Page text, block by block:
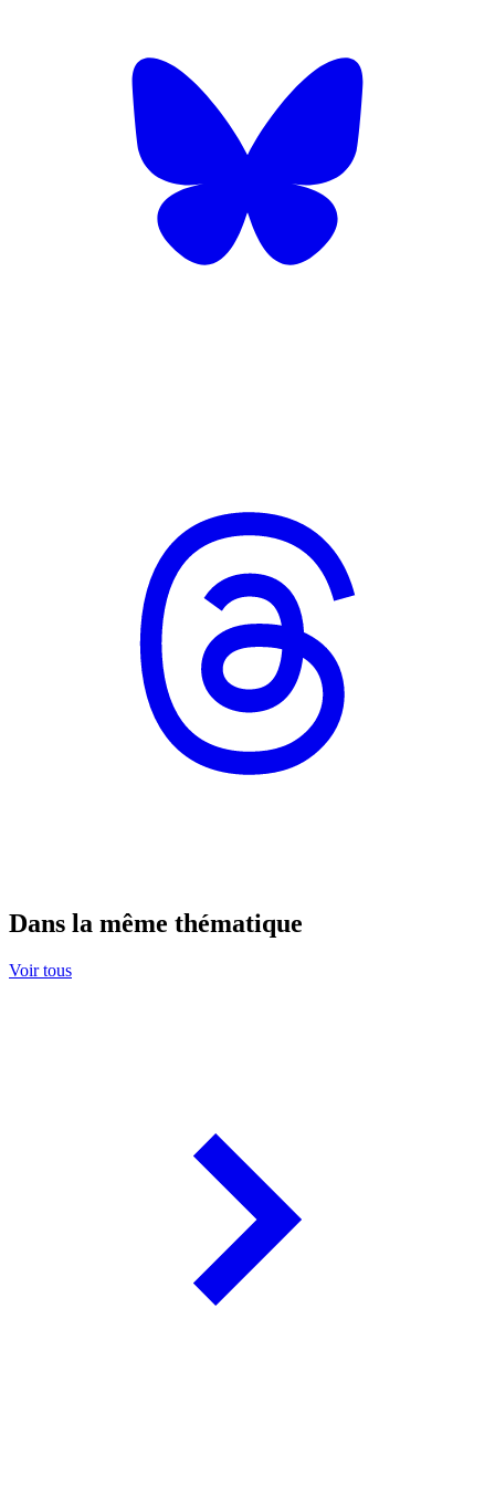
Dans la même thématique
Voir tous